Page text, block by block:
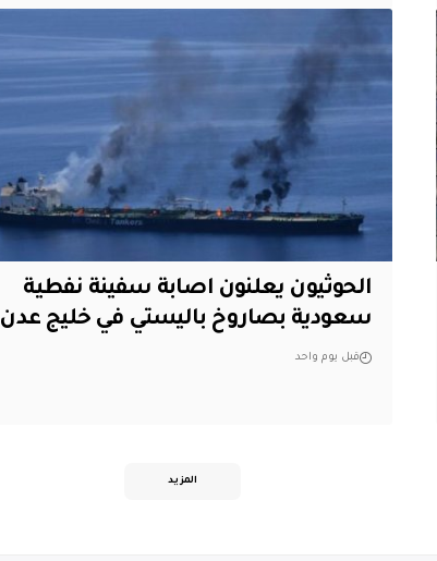
الحوثيون يعلنون اصابة سفينة نفطية
سعودية بصاروخ باليستي في خليج عدن
قبل يوم واحد
المزيد